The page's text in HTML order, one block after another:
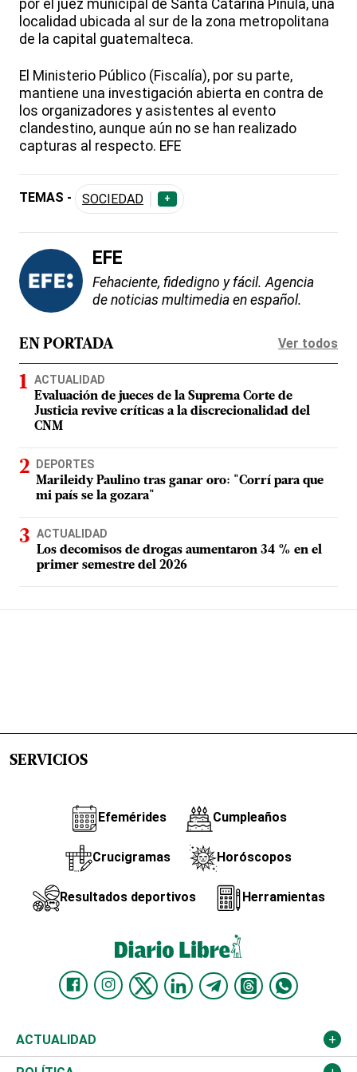
por el juez municipal de Santa Catarina Pinula, una
localidad ubicada al sur de la zona metropolitana
de la capital guatemalteca.
El Ministerio Público (Fiscalía), por su parte,
mantiene una investigación abierta en contra de
los organizadores y asistentes al evento
clandestino, aunque aún no se han realizado
capturas al respecto. EFE
TEMAS - SOCIEDAD +
EFE
Fehaciente, fidedigno y fácil. Agencia
de noticias multimedia en español.
EN PORTADA Ver todos
ACTUALIDAD
Evaluación de jueces de la Suprema Corte de
Justicia revive críticas a la discrecionalidad del
CNM
DEPORTES
Marileidy Paulino tras ganar oro: "Corrí para que
mi país se la gozara"
ACTUALIDAD
Los decomisos de drogas aumentaron 34 % en el
primer semestre del 2026
SERVICIOS
Efemérides Cumpleaños
Crucigramas Horóscopos
Resultados deportivos Herramientas
ACTUALIDAD